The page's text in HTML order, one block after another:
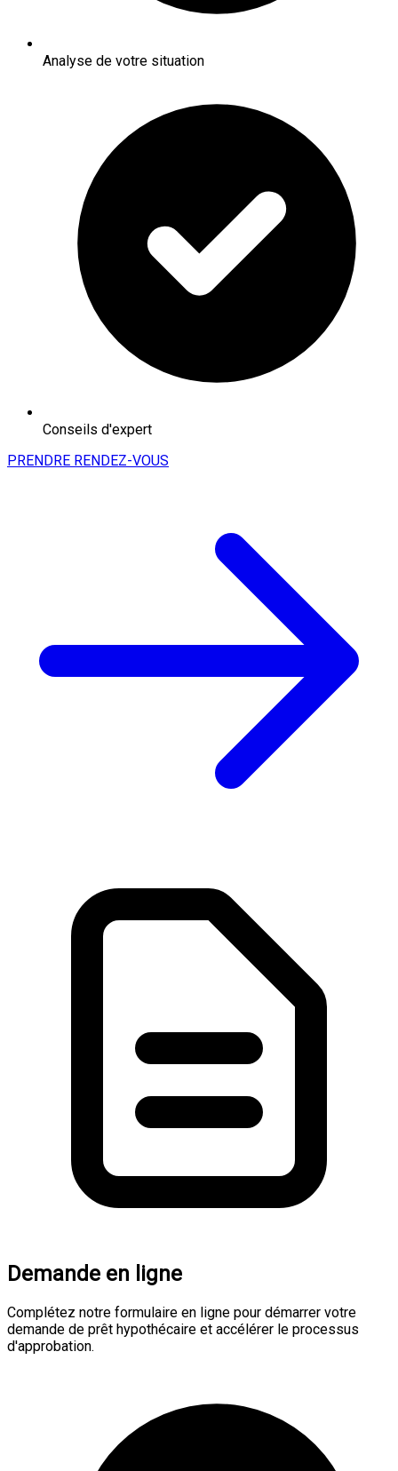
Analyse de votre situation
Conseils d'expert
PRENDRE RENDEZ-VOUS
Demande en ligne
Complétez notre formulaire en ligne pour démarrer votre
demande de prêt hypothécaire et accélérer le processus
d'approbation.